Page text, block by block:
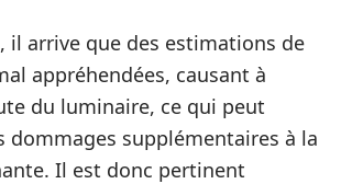
il arrive que des estimations de
appréhendées, causant à
du luminaire, ce qui peut
dommages supplémentaires à la
Il est donc pertinent